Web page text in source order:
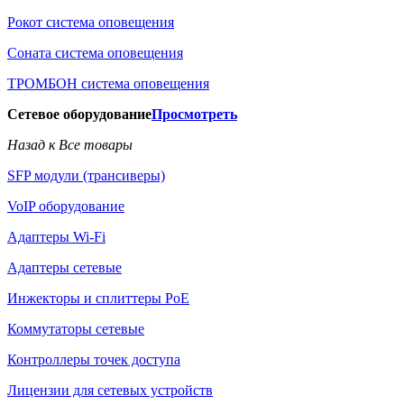
Рокот система оповещения
Соната система оповещения
ТРОМБОН система оповещения
Сетевое оборудованиеПросмотреть
Назад к Все товары
SFP модули (трансиверы)
VoIP оборудование
Адаптеры Wi-Fi
Адаптеры сетевые
Инжекторы и сплиттеры РоЕ
Коммутаторы сетевые
Контроллеры точек доступа
Лицензии для сетевых устройств